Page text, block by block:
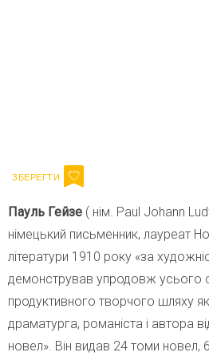
Пауль Гейзе ( нім. Paul Johann
німецький письменник, лауреат
літератури 1910 року «за
демонстрував упродовж усього
продуктивного творчого шляху
драматурга, романіста і автора
новел». Він видав 24 томи новел,